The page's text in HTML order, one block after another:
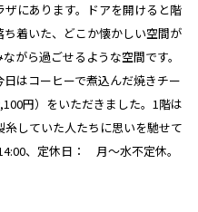
にあります。ドアを開けると階
着いた、どこか懐かしい空間が
がら過ごせるような空間です。
はコーヒーで煮込んだ焼きチー
円）をいただきました。1階は
していた人たちに思いを馳せて
、定休日： 月〜水不定休。